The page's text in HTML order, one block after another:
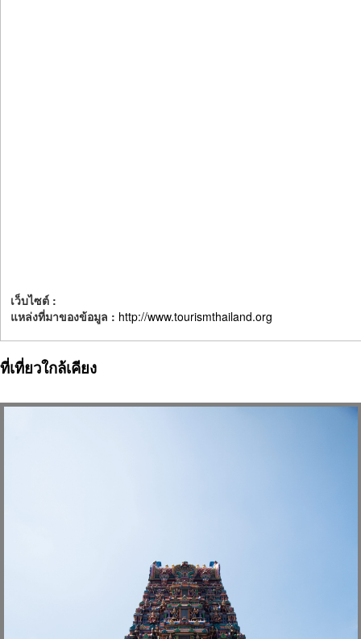
เว็บไซต์ :
แหล่งที่มาของข้อมูล : http://www.tourismthailand.org
ที่เที่ยวใกล้เคียง